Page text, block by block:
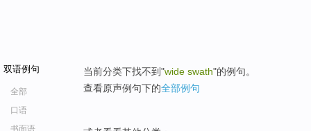
双语例句
全部
口语
书面语
当前分类下找不到"wide swath"的例句。
查看原声例句下的全部例句